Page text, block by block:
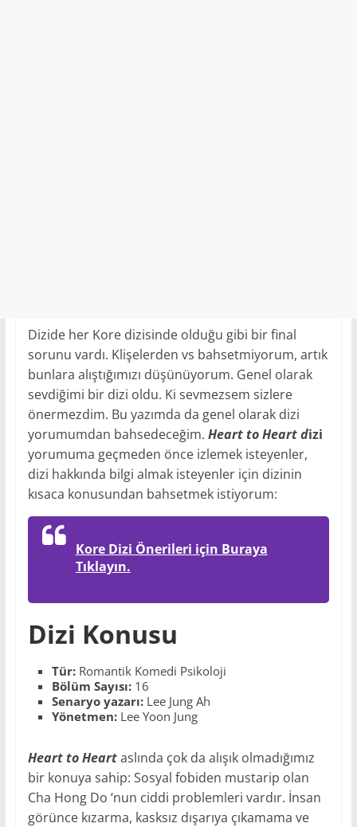
Dizide her Kore dizisinde olduğu gibi bir final
sorunu vardı. Klişelerden vs bahsetmiyorum, artık
bunlara alıştığımızı düşünüyorum. Genel olarak
sevdiğimi bir dizi oldu. Ki sevmezsem sizlere
önermezdim. Bu yazımda da genel olarak dizi
yorumumdan bahsedeceğim. Heart to Heart dizi
yorumuma geçmeden önce izlemek isteyenler,
dizi hakkında bilgi almak isteyenler için dizinin
kısaca konusundan bahsetmek istiyorum:
Kore Dizi Önerileri için Buraya
Tıklayın.
Dizi Konusu
Tür:Romantik Komedi Psikoloji
Bölüm Sayısı:16
Senaryo yazarı:Lee Jung Ah
Yönetmen:Lee Yoon Jung
Heart to Heartaslında çok da alışık olmadığımız
bir konuya sahip: Sosyal fobiden mustarip olan
Cha Hong Do ‘nun ciddi problemleri vardır. İnsan
görünce kızarma, kasksız dışarıya çıkamama ve